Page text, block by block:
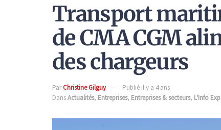
Transport
de CMA CGM
des chargeurs
ParChristine Gilguy
Publié il y a 4 ans
DansActualités, Entreprises, Entreprises & secteurs, L'Info